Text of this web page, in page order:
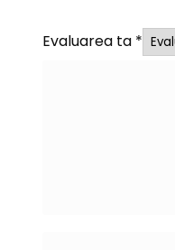
Evaluarea ta *